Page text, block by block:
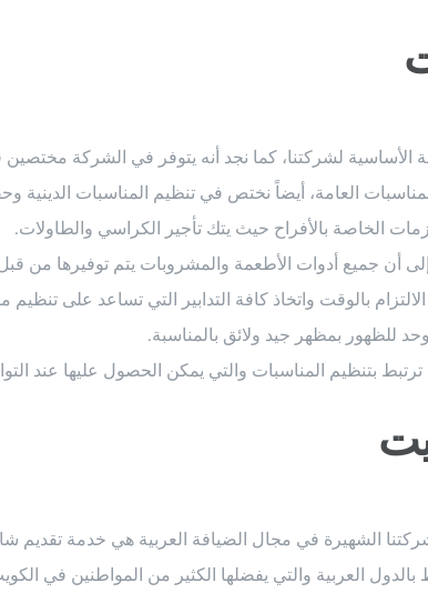
لشركتنا، كما نجد أنه يتوفر في الشركة
العامة، أيضاً نختص في تنظيم المناسبات الدينية
الخاصة بالأفراح حيث يتك تأجير الكراسي والطاولات.
أن جميع أدوات الأطعمة والمشروبات يتم توفيرها من
بالوقت واتخاذ كافة التدابير التي تساعد على تنظيم
للظهور بمظهر جيد ولائق بالمناسبة.
بتنظيم المناسبات والتي يمكن الحصول عليها عند
الشهيرة في مجال الضيافة العربية هي خدمة تقديم
العربية والتي يفضلها الكثير من المواطنين في